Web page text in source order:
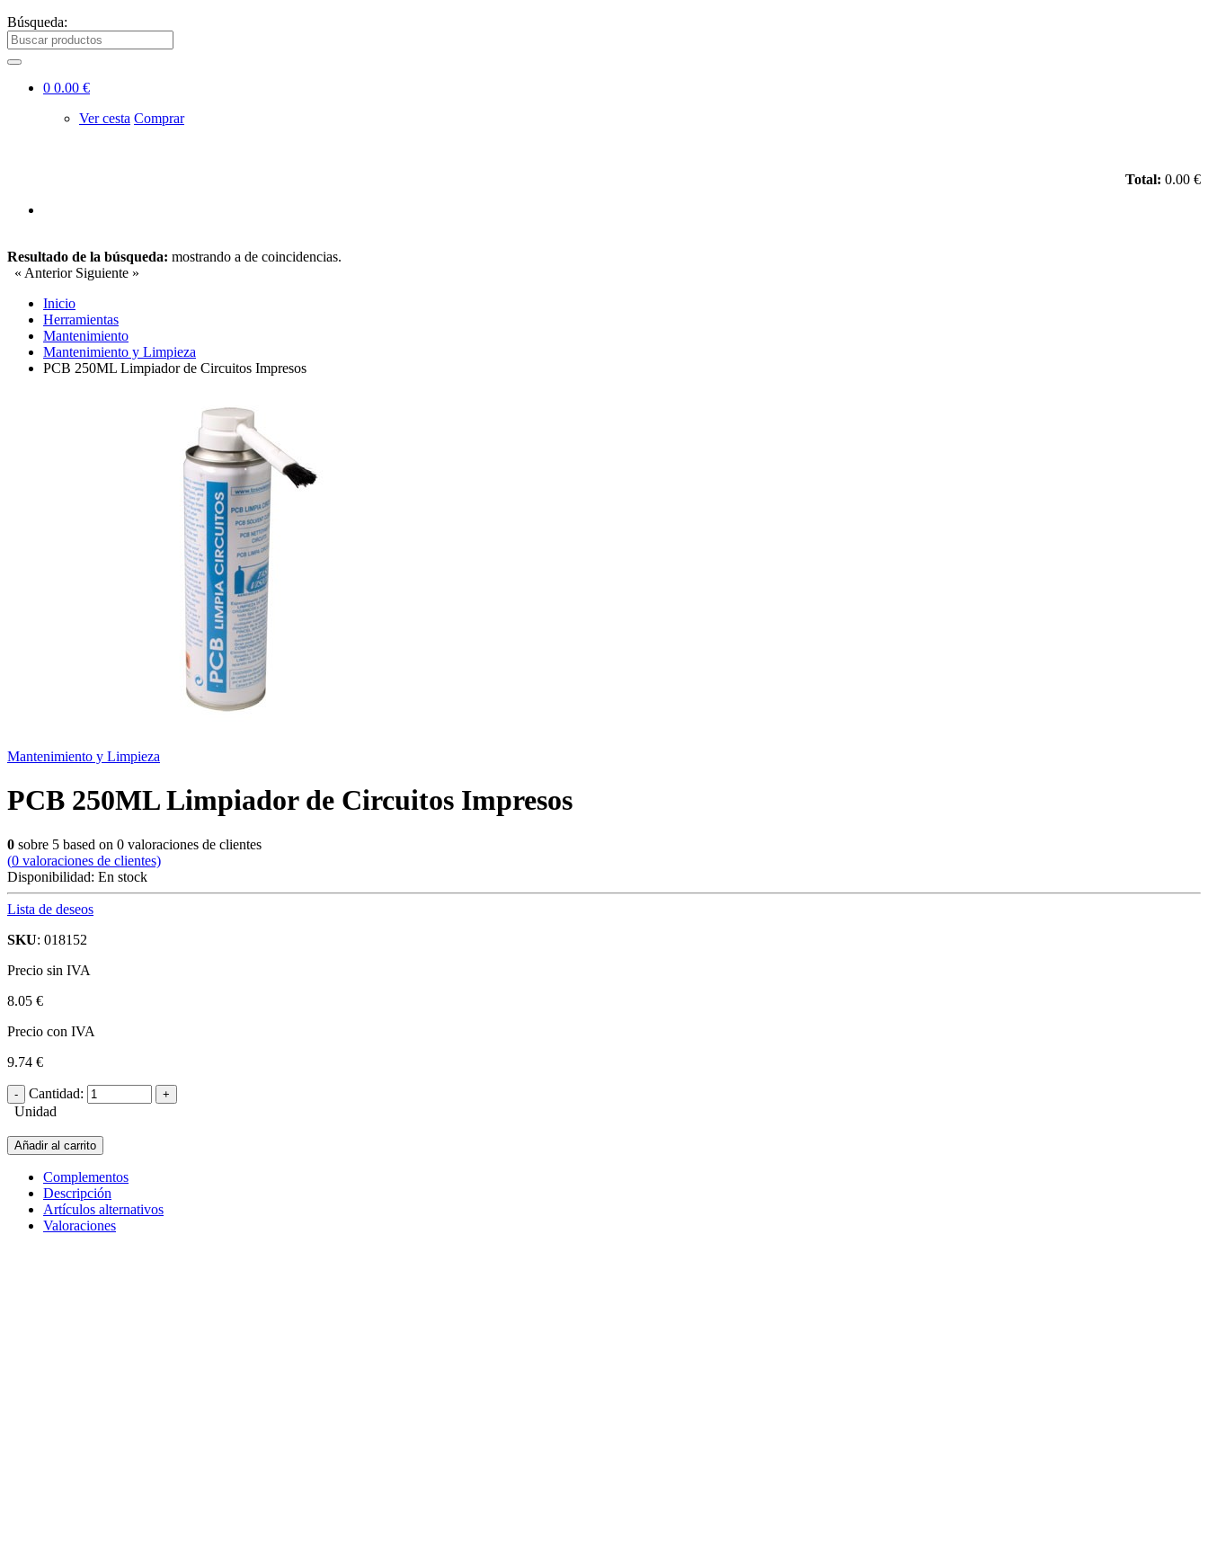
Búsqueda:
0 0.00 €
Ver cesta Comprar
Total: 0.00 €
Resultado de la búsqueda: mostrando a de coincidencias.
« Anterior Siguiente »
Inicio
Herramientas
Mantenimiento
Mantenimiento y Limpieza
PCB 250ML Limpiador de Circuitos Impresos
Mantenimiento y Limpieza
PCB 250ML Limpiador de Circuitos Impresos
0 sobre 5 based on 0 valoraciones de clientes
(0 valoraciones de clientes)
Disponibilidad: En stock
Lista de deseos
SKU: 018152
Precio sin IVA
8.05 €
Precio con IVA
9.74 €
Cantidad:
Unidad
Añadir al carrito
Complementos
Descripción
Artículos alternativos
Valoraciones